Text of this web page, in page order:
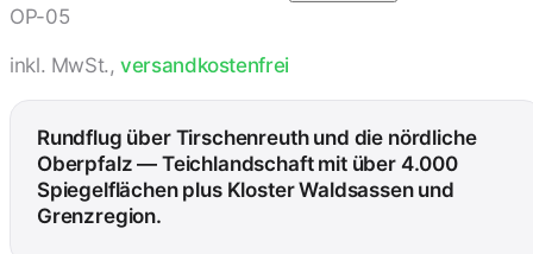
OP-05
inkl. MwSt.,versandkostenfrei
Rundflug über Tirschenreuth und die nördliche
Oberpfalz — Teichlandschaft mit über 4.000
Spiegelflächen plus Kloster Waldsassen und
Grenzregion.